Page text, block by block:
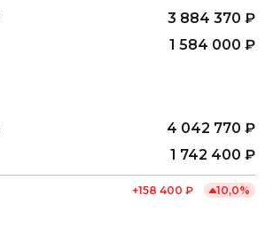
3 884 370 ₽
1 584 000 ₽
4 042 770 ₽
1 742 400 ₽
+158 400 ₽ 10,0%